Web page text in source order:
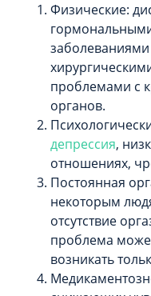
Физические:
проблемами с
органов.
депрессия,
отношениях,
Постоянная
некоторым
отсутствие
проблема
возникать